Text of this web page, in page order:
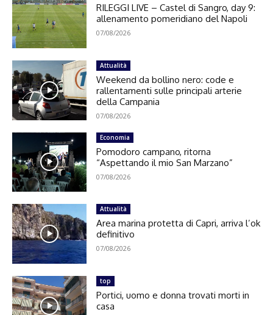
RILEGGI LIVE – Castel di Sangro, day 9:
allenamento pomeridiano del Napoli
07/08/2026
Attualità
Weekend da bollino nero: code e
rallentamenti sulle principali arterie
della Campania
07/08/2026
Economia
Pomodoro campano, ritorna
“Aspettando il mio San Marzano”
07/08/2026
Attualità
Area marina protetta di Capri, arriva l’ok
definitivo
07/08/2026
top
Portici, uomo e donna trovati morti in
casa